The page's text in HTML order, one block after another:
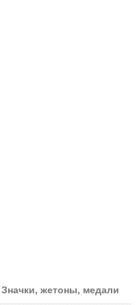
жетоны, медали